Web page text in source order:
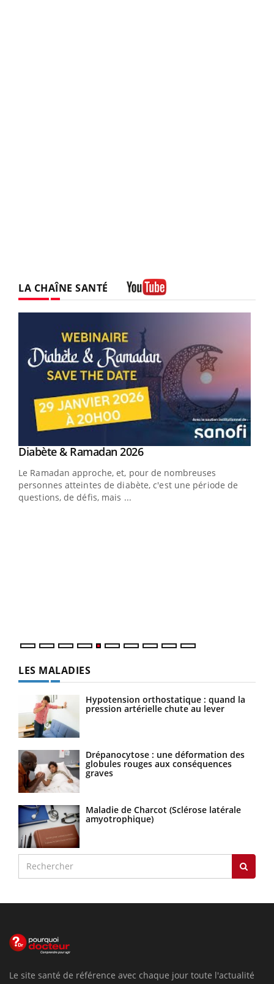
LA CHAÎNE SANTÉ
Youtube
Diabète & Ramadan 2026Youtube
Le Ramadan approche, et, pour de nombreuses
personnes atteintes de diabète, c'est une période de
questions, de défis, mais ...
LES MALADIES
Hypotension orthostatique : quand la
pression artérielle chute au lever
Drépanocytose : une déformation des
globules rouges aux conséquences
graves
Maladie de Charcot (Sclérose latérale
amyotrophique)
Le site santé de référence avec chaque jour toute l'actualité